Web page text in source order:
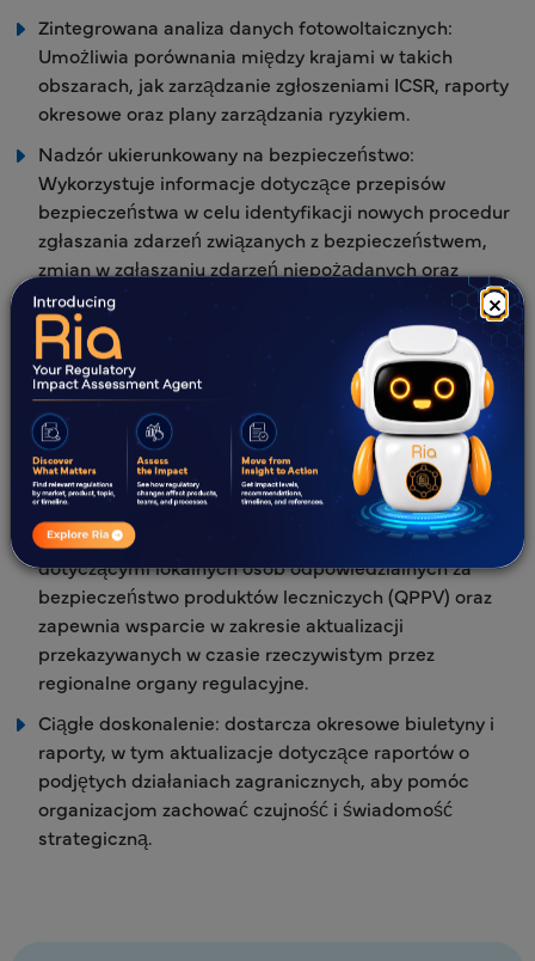
×
Zintegrowana analiza danych fotowoltaicznych:
Umożliwia porównania między krajami w takich
obszarach, jak zarządzanie zgłoszeniami ICSR, raporty
okresowe oraz plany zarządzania ryzykiem.
Nadzór ukierunkowany na bezpieczeństwo:
Wykorzystuje informacje dotyczące przepisów
bezpieczeństwa w celu identyfikacji nowych procedur
zgłaszania zdarzeń związanych z bezpieczeństwem,
zmian w zgłaszaniu zdarzeń niepożądanych oraz
monitorowanie bezpieczeństwa stosowania produktów
leczniczych nigdy nie tłumacz jako system
fotowoltaiczny – monitorowanie bezpieczeństwa
stosowania produktów leczniczych nigdy nie tłumacz
jako system fotowoltaiczny „wymogi monitorowanie
bezpieczeństwa stosowania produktów leczniczych
nigdy nie tłumacz jako system fotowoltaiczny ”.
Specjalistyczna wiedza w zakresie lokalnych
przepisów: Umożliwia zarządzanie wymogami
dotyczącymi lokalnych osób odpowiedzialnych za
bezpieczeństwo produktów leczniczych (QPPV) oraz
zapewnia wsparcie w zakresie aktualizacji
przekazywanych w czasie rzeczywistym przez
regionalne organy regulacyjne.
Ciągłe doskonalenie: dostarcza okresowe biuletyny i
raporty, w tym aktualizacje dotyczące raportów o
podjętych działaniach zagranicznych, aby pomóc
organizacjom zachować czujność i świadomość
strategiczną.